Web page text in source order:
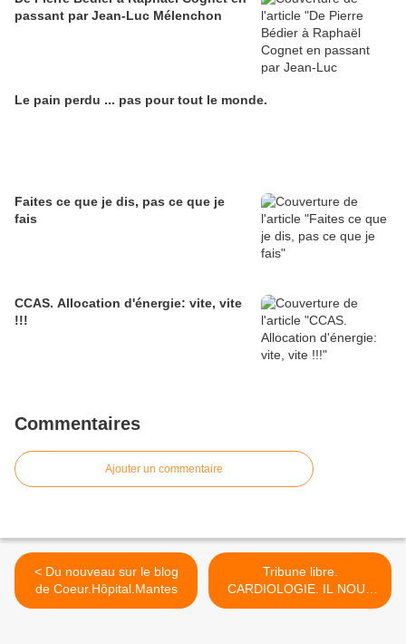
passant par Jean-Luc Mélenchon
Le pain perdu ... pas pour tout le monde.
Faites ce que je dis, pas ce que je
fais
CCAS. Allocation d'énergie: vite, vite
!!!
Commentaires
Ajouter un commentaire
< Du nouveau sur le blog
de Coeur.Hôpital.Mantes
Tribune libre.
CARDIOLOGIE. IL NOUS
RESTE DEUX MOIS POUR